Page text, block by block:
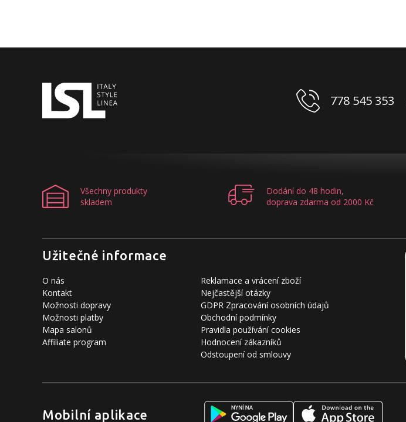
778 545 353
Všechny produkty
skladem
Dodání do 48 hodin,
doprava zdarma od 2000 Kč
Užitečné informace
O nás
Kontakt
Možnosti dopravy
Možnosti platby
Mapa salonů
Affiliate program
Reklamace a vrácení zboží
Nejčastější otázky
GDPR Zpracování osobních údajů
Obchodní podmínky
Pravidla používání cookies
Hodnocení zákazníků
Odstoupení od smlouvy
Mobilní aplikace